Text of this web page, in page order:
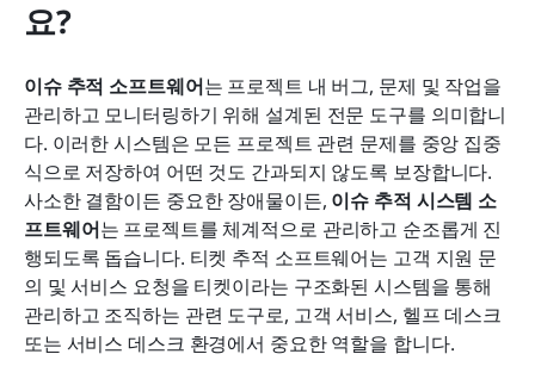
요?
이슈 추적 소프트웨어는 프로젝트 내 버그, 문제 및 작업을
관리하고 모니터링하기 위해 설계된 전문 도구를 의미합니
다. 이러한 시스템은 모든 프로젝트 관련 문제를 중앙 집중
식으로 저장하여 어떤 것도 간과되지 않도록 보장합니다.
사소한 결함이든 중요한 장애물이든, 이슈 추적 시스템 소
프트웨어는 프로젝트를 체계적으로 관리하고 순조롭게 진
행되도록 돕습니다. 티켓 추적 소프트웨어는 고객 지원 문
의 및 서비스 요청을 티켓이라는 구조화된 시스템을 통해
관리하고 조직하는 관련 도구로, 고객 서비스, 헬프 데스크
또는 서비스 데스크 환경에서 중요한 역할을 합니다.